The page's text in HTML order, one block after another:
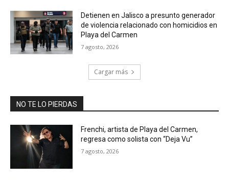
Detienen en Jalisco a presunto generador
de violencia relacionado con homicidios en
Playa del Carmen
7 agosto, 2026
Cargar más
NO TE LO PIERDAS
Frenchi, artista de Playa del Carmen,
regresa como solista con “Deja Vu”
7 agosto, 2026